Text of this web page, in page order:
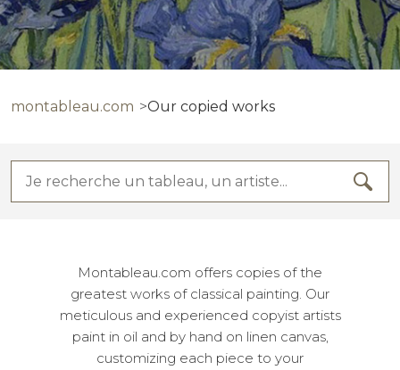
montableau.com Our copied works
Montableau.com offers copies of the
greatest works of classical painting. Our
meticulous and experienced copyist artists
paint in oil and by hand on linen canvas,
customizing each piece to your